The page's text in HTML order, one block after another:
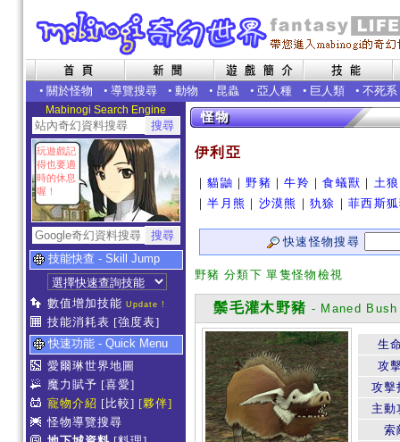
• 關於怪物 • 導覽搜尋 • 動物 • 昆蟲 • 亞人種 • 巨人類 • 不死系
Mabinogi Search Engine
玩遊戲記
得也要適
時的休息
喔！
技能快查 - Skill Jump
數值增加技能 Update !
技能消耗表 [強度表]
快速功能 - Quick Menu
愛爾琳世界地圖
魔力賦予 [喜愛]
寵物介紹 [比較] [夥伴]
怪物導覽搜尋
伊利亞
｜貓鼬 ｜野豬 ｜牛羚 ｜食蟻獸 ｜ 土狼
｜半月熊 ｜ 沙漠熊 ｜犰狳 ｜菲西斯
快速怪物搜尋
野豬 分類下 單隻怪物檢視
鬃毛灌木野豬 - Maned
生
攻
攻擊
主動
索